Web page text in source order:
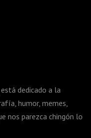
dedicado a la
humor, memes,
nos parezca chingón lo